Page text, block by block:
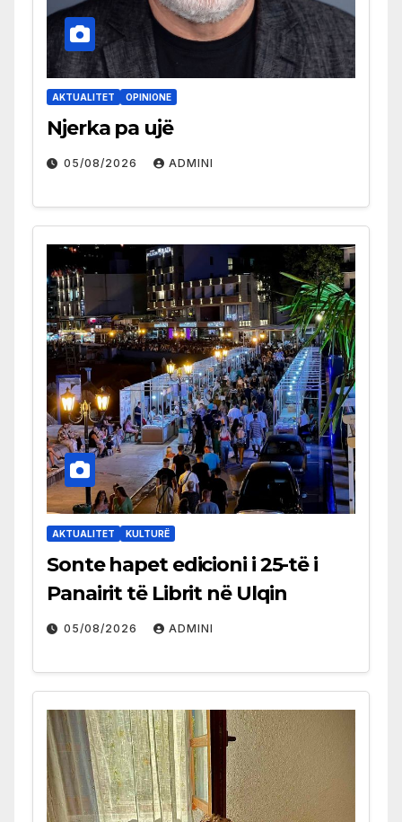
AKTUALITET OPINIONE
Njerka pa ujë
05/08/2026 ADMINI
AKTUALITET KULTURË
Sonte hapet edicioni i 25-të i
Panairit të Librit në Ulqin
05/08/2026 ADMINI